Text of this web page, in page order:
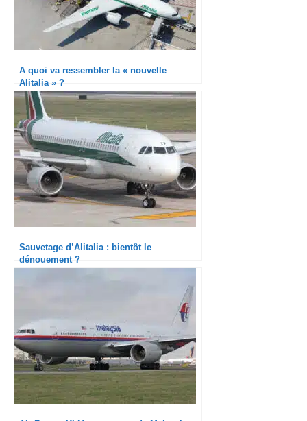
A quoi va ressembler la « nouvelle
Alitalia » ?
Sauvetage d’Alitalia : bientôt le
dénouement ?